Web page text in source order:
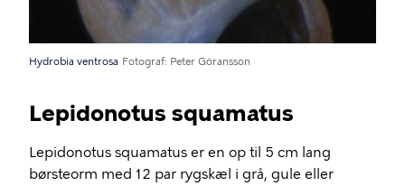
Hydrobia ventrosa Fotograf Peter Göransson
Lepidonotus squamatus
Lepidonotus squamatus er en op til 5 cm lang
børsteorm med 12 par rygskæl i grå, gule eller